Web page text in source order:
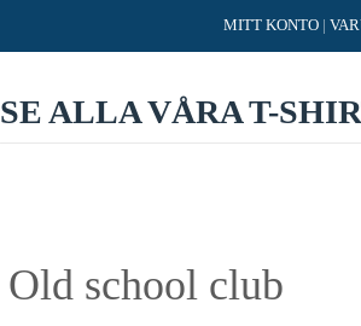
MITT KONTO |
SE ALLA VÅRA T-
Old school club